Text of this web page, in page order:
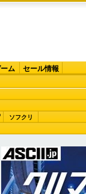
ム セール情報
ソフクリ